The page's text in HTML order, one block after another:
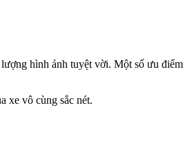
hình ảnh tuyệt vời. Một số ưu điểm
xe vô cùng sắc nét.